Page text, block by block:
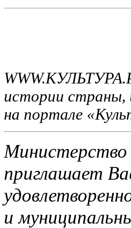
истории страны,
на портале
Министерство
приглашает
и